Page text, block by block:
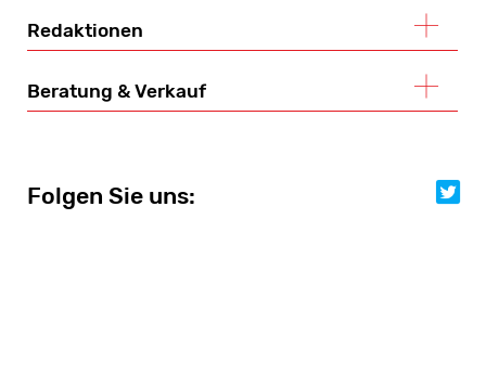
Redaktionen
Beratung & Verkauf
Folgen Sie uns:
Folgen Sie uns: